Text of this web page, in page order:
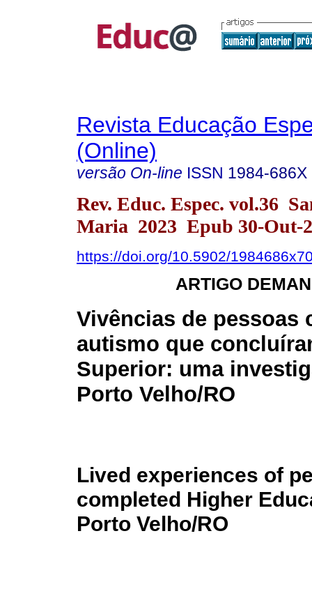
Revista Educação
(Online)
versão On-line ISSN 1984-686X
Rev. Educ. Espec. vol.36
Maria 2023 Epub 30-Out-
https://doi.org/10.5902/
ARTIGO
Vivências de pessoas
autismo que
Superior: uma
Porto Velho/RO
Lived experiences of
completed Higher
Porto Velho/RO